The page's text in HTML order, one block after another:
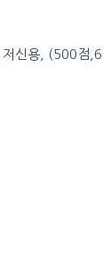
신용, (500점